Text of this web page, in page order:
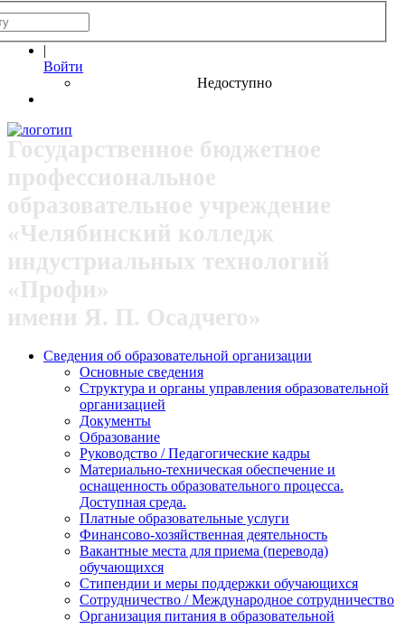
|
Войти
Недоступно
Государственное бюджетное
профессиональное
образовательное учреждение
«Челябинский колледж
индустриальных технологий
«Профи»
имени Я. П. Осадчего»
Сведения об образовательной организации
Основные сведения
Структура и органы управления образовательной
организацией
Документы
Образование
Руководство / Педагогические кадры
Материально-техническая обеспечение и
оснащенность образовательного процесса.
Доступная среда.
Платные образовательные услуги
Финансово-хозяйственная деятельность
Вакантные места для приема (перевода)
обучающихся
Стипендии и меры поддержки обучающихся
Сотрудничество / Международное сотрудничество
Организация питания в образовательной